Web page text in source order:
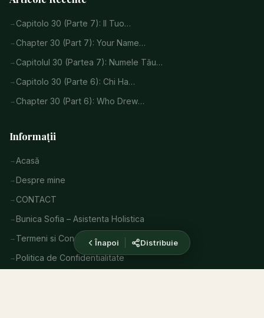
Înapoi Distribuie
Capitolo 30 (Parte 7): Il Tuo…
Chapter 30 (Part 7): Your Name…
Capitolul 30 (Partea 7): Numele Tău…
Capitolo 30 (Parte 6): Chi Ha…
Chapter 30 (Part 6): Who Drew…
Informații
Acasă
Despre mine
CONTACT
Bunica Sofia – Asistenta Holistica
Termeni si Conditii
Politica de Confidentialitate